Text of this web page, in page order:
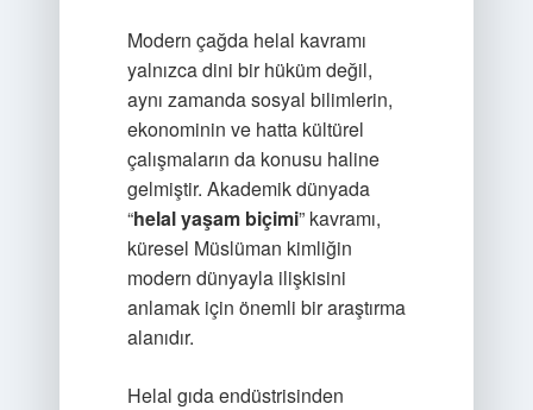
Modern çağda helal kavramı
yalnızca dini bir hüküm değil,
aynı zamanda sosyal bilimlerin,
ekonominin ve hatta kültürel
çalışmaların da konusu haline
gelmiştir. Akademik dünyada
“helal yaşam biçimi” kavramı,
küresel Müslüman kimliğin
modern dünyayla ilişkisini
anlamak için önemli bir araştırma
alanıdır.
Helal gıda endüstrisinden